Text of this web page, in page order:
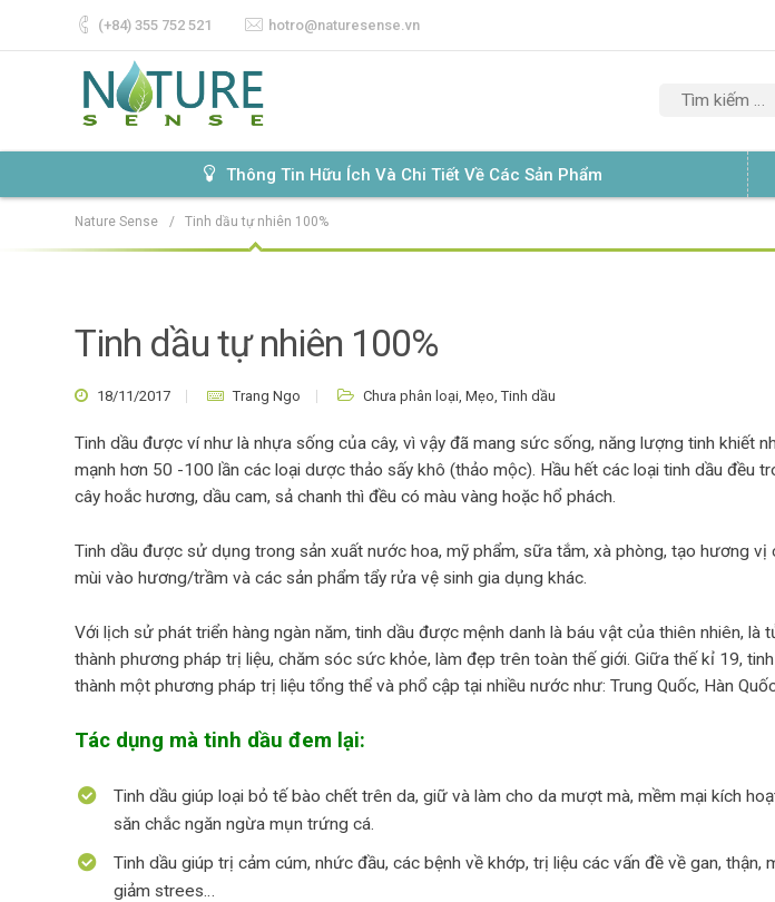
(+84) 355 752 521‬ hotro@naturesense.vn
kiếm
Thông Tin Hữu Ích Và Chi Tiết Về Các Sản Phẩm
Nature Sense / Tinh dầu tự nhiên 100%
Tinh dầu tự nhiên 100%
18/11/2017 Trang Ngo Chưa phân loại, Mẹo,Tinh dầu
Tinh dầu được ví như là nhựa sống của cây, vì vậy đã mang sức sống, năng lượng tinh khiết
mạnh hơn 50 -100 lần các loại dược thảo sấy khô (thảo mộc). Hầu hết các loại tinh dầu đều
cây hoắc hương, dầu cam, sả chanh thì đều có màu vàng hoặc hổ phách.
Tinh dầu được sử dụng trong sản xuất nước hoa, mỹ phẩm, sữa tắm, xà phòng, tạo hương
mùi vào hương/trầm và các sản phẩm tẩy rửa vệ sinh gia dụng khác.
Với lịch sử phát triển hàng ngàn năm, tinh dầu được mệnh danh là báu vật của thiên nhiên,
thành phương pháp trị liệu, chăm sóc sức khỏe, làm đẹp trên toàn thế giới. Giữa thế kỉ 19,
thành một phương pháp trị liệu tổng thể và phổ cập tại nhiều nước như: Trung Quốc, Hàn
Tác dụng mà tinh dầu đem lại:
Tinh dầu giúp loại bỏ tế bào chết trên da, giữ và làm cho da mượt mà, mềm mại kích
săn chắc ngăn ngừa mụn trứng cá.
Tinh dầu giúp trị cảm cúm, nhức đầu, các bệnh về khớp, trị liệu các vấn đề về gan, thận,
giảm strees…